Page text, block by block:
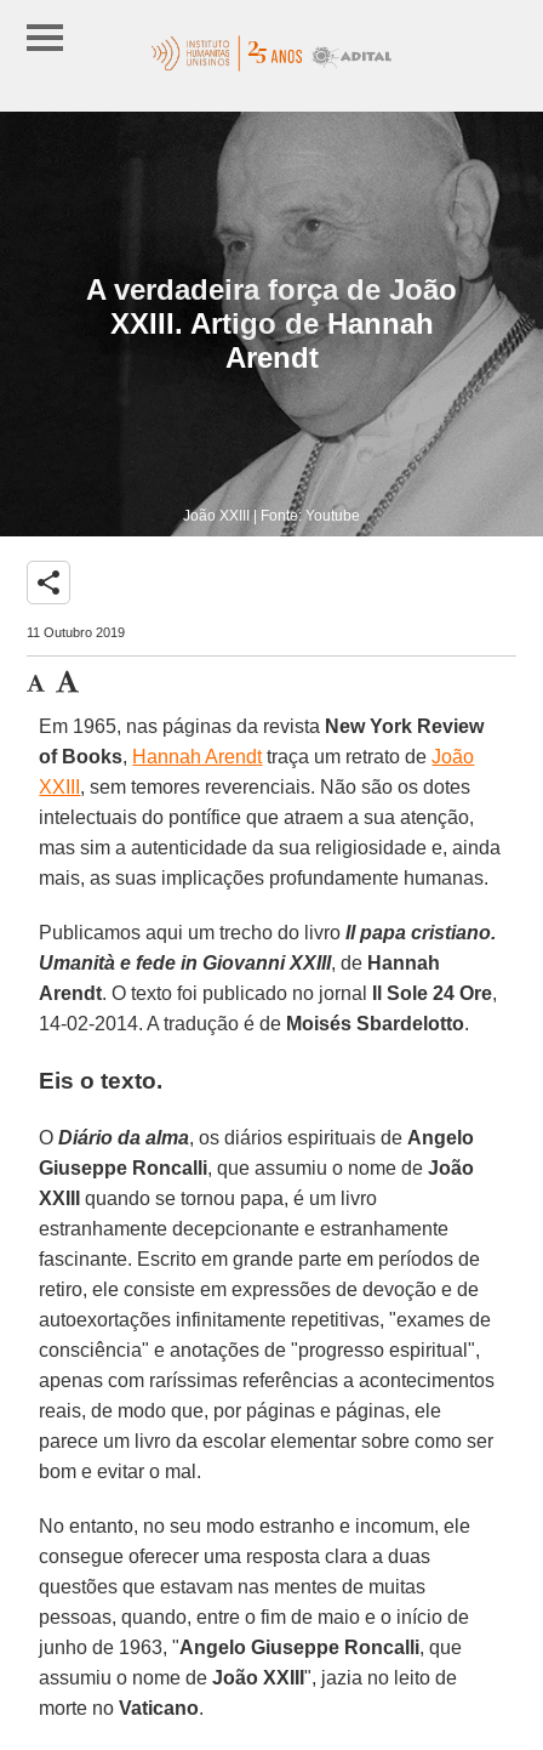
A verdadeira força de João
XXIII. Artigo de Hannah
Arendt
João XXIII | Fonte: Youtube
share
11 Outubro 2019
Em 1965, nas páginas da revista New York Review
of Books, Hannah Arendttraça um retrato deJoão
XXIII , sem temores reverenciais. Não são os dotes
intelectuais do pontífice que atraem a sua atenção,
mas sim a autenticidade da sua religiosidade e, ainda
mais, as suas implicações profundamente humanas.
Publicamos aqui um trecho do livroIl papa cristiano.
Umanità e fede in Giovanni XXIII, de Hannah
Arendt. O texto foi publicado no jornal Il Sole 24 Ore,
14-02-2014. A tradução é de Moisés Sbardelotto.
Eis o texto.
ODiário da alma, os diários espirituais de Angelo
Giuseppe Roncalli, que assumiu o nome deJoão
XXIII
quando se tornou papa, é um livro
estranhamente decepcionante e estranhamente
fascinante. Escrito em grande parte em períodos de
retiro, ele consiste em expressões de devoção e de
autoexortações infinitamente repetitivas, "exames de
consciência" e anotações de "progresso espiritual",
apenas com raríssimas referências a acontecimentos
reais, de modo que, por páginas e páginas, ele
parece um livro da escolar elementar sobre como ser
bom e evitar o mal.
No entanto, no seu modo estranho e incomum, ele
consegue oferecer uma resposta clara a duas
questões que estavam nas mentes de muitas
pessoas, quando, entre o fim de maio e o início de
junho de 1963, "Angelo Giuseppe Roncalli, que
assumiu o nome deJoão XXIII", jazia no leito de
morte noVaticano.